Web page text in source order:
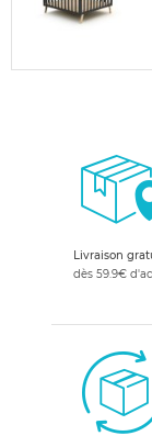
Livraison
dès 59.9€